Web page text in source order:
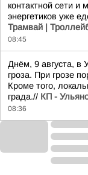
контактной сети
энергетиков уже
Трамвай |
08:45
Днём, 9 августа, в
гроза. При грозе
Кроме того,
града.// КП -
08:36